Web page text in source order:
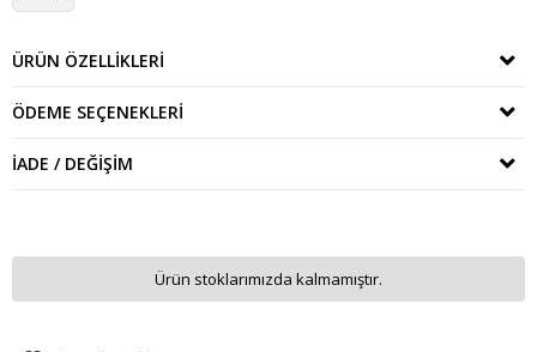
ÜRÜN ÖZELLIKLERI
ÖDEME SEÇENEKLERI
İADE / DEĞIŞIM
Ürün stoklarımızda kalmamıştır.